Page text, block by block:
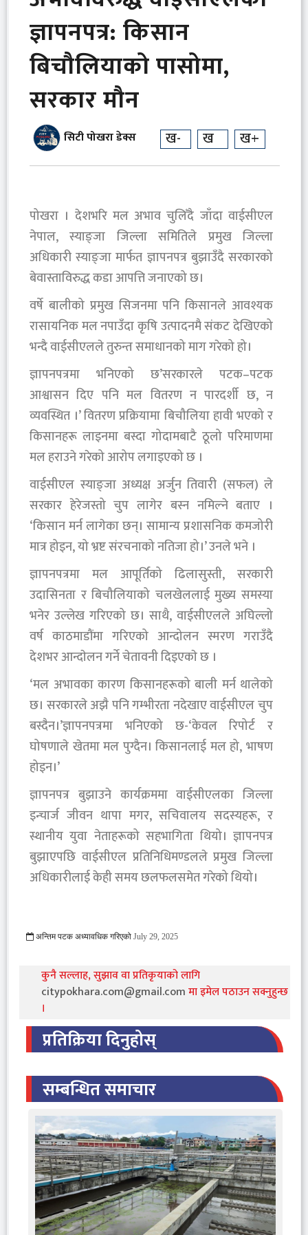
ज्ञापनपत्र: किसान
बिचौलियाको पासोमा,
सरकार मौन
सिटी पोखरा डेक्स ख- ख ख+
पोखरा । देशभरि मल अभाव चुलिँदै जाँदा वाईसीएल
नेपाल, स्याङ्जा जिल्ला समितिले प्रमुख जिल्ला
अधिकारी स्याङ्जा मार्फत ज्ञापनपत्र बुझाउँदै सरकारको
बेवास्ताविरुद्ध कडा आपत्ति जनाएको छ।
वर्षे बालीको प्रमुख सिजनमा पनि किसानले आवश्यक
रासायनिक मल नपाउँदा कृषि उत्पादनमै संकट देखिएको
भन्दै वाईसीएलले तुरुन्त समाधानको माग गरेको हो।
ज्ञापनपत्रमा भनिएको छ’सरकारले पटक–पटक
आश्वासन दिए पनि मल वितरण न पारदर्शी छ, न
व्यवस्थित ।’ वितरण प्रक्रियामा बिचौलिया हावी भएको र
किसानहरू लाइनमा बस्दा गोदामबाटै ठूलो परिमाणमा
मल हराउने गरेको आरोप लगाइएको छ ।
वाईसीएल स्याङ्जा अध्यक्ष अर्जुन तिवारी (सफल) ले
सरकार हेरेजस्तो चुप लागेर बस्न नमिल्ने बताए ।
‘किसान मर्न लागेका छन्। सामान्य प्रशासनिक कमजोरी
मात्र होइन, यो भ्रष्ट संरचनाको नतिजा हो।’ उनले भने ।
ज्ञापनपत्रमा मल आपूर्तिको ढिलासुस्ती, सरकारी
उदासिनता र बिचौलियाको चलखेललाई मुख्य समस्या
भनेर उल्लेख गरिएको छ। साथै, वाईसीएलले अघिल्लो
वर्ष काठमाडौंमा गरिएको आन्दोलन स्मरण गराउँदै
देशभर आन्दाेलन गर्ने चेतावनी दिइएकाे छ ।
‘मल अभावका कारण किसानहरूको बाली मर्न थालेको
छ। सरकारले अझै पनि गम्भीरता नदेखाए वाईसीएल चुप
बस्दैन।’ज्ञापनपत्रमा भनिएको छ-‘केवल रिपोर्ट र
घोषणाले खेतमा मल पुग्दैन। किसानलाई मल हो, भाषण
होइन।’
ज्ञापनपत्र बुझाउने कार्यक्रममा वाईसीएलका जिल्ला
इन्चार्ज जीवन थापा मगर, सचिवालय सदस्यहरू, र
स्थानीय युवा नेताहरूको सहभागिता थियो। ज्ञापनपत्र
बुझाएपछि वाईसीएल प्रतिनिधिमण्डलले प्रमुख जिल्ला
अधिकारीलाई केही समय छलफलसमेत गरेको थियो।
अन्तिम पटक अध्यावधिक गरिएको July 29, 2025
कुनै सल्लाह, सुझाव वा प्रतिकृयाको लागि
citypokhara.com@gmail.comमा इमेल पठाउन सक्नुहुन्छ
।
प्रतिक्रिया दिनुहोस्
सम्बन्धित समाचार